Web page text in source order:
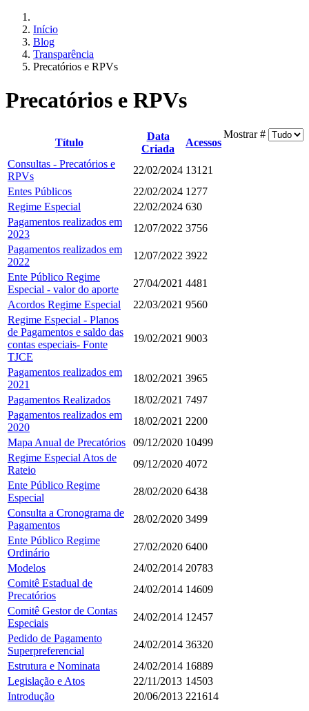
Início
Blog
Transparência
Precatórios e RPVs
Precatórios e RPVs
Mostrar #
Título
Data
Criada
Acessos
Consultas - Precatórios e
RPVs
22/02/2024 13121
Entes Públicos
22/02/2024 1277
Regime Especial
22/02/2024 630
Pagamentos realizados em
2023
12/07/2022 3756
Pagamentos realizados em
2022
12/07/2022 3922
Ente Público Regime
Especial - valor do aporte
27/04/2021 4481
Acordos Regime Especial
22/03/2021 9560
Regime Especial - Planos
de Pagamentos e saldo das
contas especiais- Fonte
TJCE
19/02/2021 9003
Pagamentos realizados em
2021
18/02/2021 3965
Pagamentos Realizados
18/02/2021 7497
Pagamentos realizados em
2020
18/02/2021 2200
Mapa Anual de Precatórios
09/12/2020 10499
Regime Especial Atos de
Rateio
09/12/2020 4072
Ente Público Regime
Especial
28/02/2020 6438
Consulta a Cronograma de
Pagamentos
28/02/2020 3499
Ente Público Regime
Ordinário
27/02/2020 6400
Modelos
24/02/2014 20783
Comitê Estadual de
Precatórios
24/02/2014 14609
Comitê Gestor de Contas
Especiais
24/02/2014 12457
Pedido de Pagamento
Superpreferencial
24/02/2014 36320
Estrutura e Nominata
24/02/2014 16889
Legislação e Atos
22/11/2013 14503
Introdução
20/06/2013 221614